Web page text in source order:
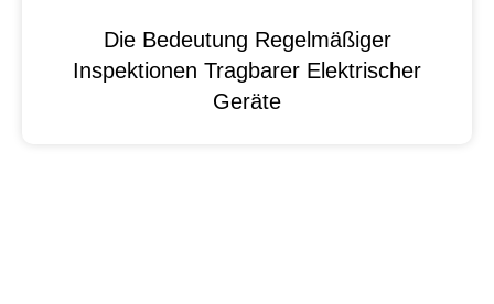
Die Bedeutung Regelmäßiger
Inspektionen Tragbarer Elektrischer
Geräte